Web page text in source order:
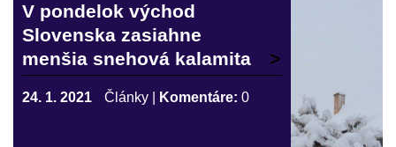
V pondelok východ
Slovenska zasiahne
menšia snehová kalamita
24. 1. 2021 Články Komentáre: 0